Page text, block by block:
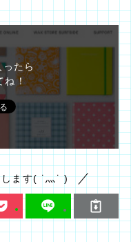
ったら
ね！
ます( ˙灬˙ )